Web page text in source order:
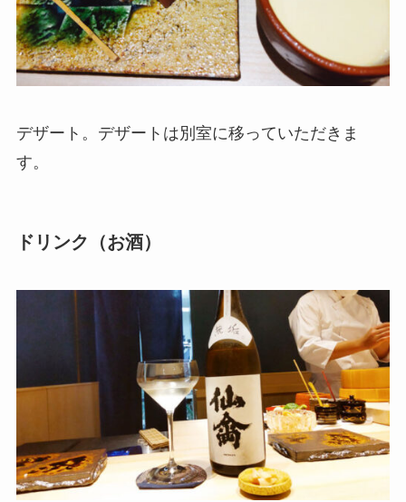
デザート。デザートは別室に移っていただきま
す。
ドリンク（お酒）